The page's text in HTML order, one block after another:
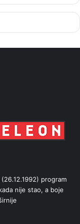
program
nije stao, a boje